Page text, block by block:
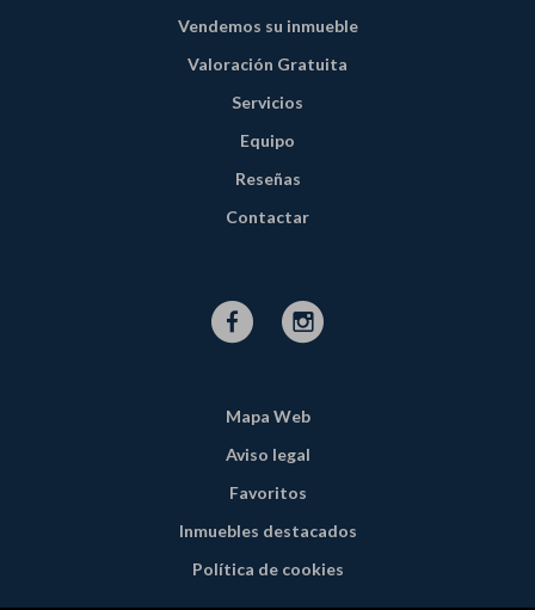
Vendemos su inmueble
Valoración Gratuita
Servicios
Equipo
Reseñas
Contactar
Mapa Web
Aviso legal
Favoritos
Inmuebles destacados
Política de cookies